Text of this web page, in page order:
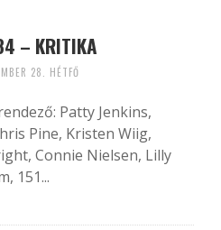
– KRITIKA
28. HÉTFŐ
Patty Jenkins,
Pine, Kristen Wiig,
Connie Nielsen, Lilly
151...